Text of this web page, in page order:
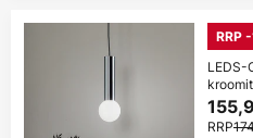
RRP
LEDS-
RRP